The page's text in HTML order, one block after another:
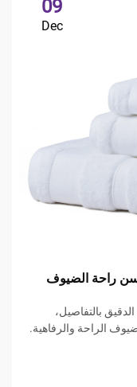
09
Dec
راحة الضيوف
بالتفاصيل،
الراحة والرفاهية.